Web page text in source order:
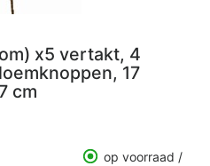
x5 vertakt, 4
17
cm
op voorraad /